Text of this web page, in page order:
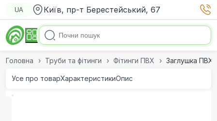
UA Київ, пр-т Берестейський, 67
Головна Труби та фітинги Фітинги ПВХ Заглушка ПВХ
Усе про товарХарактеристикиОпис